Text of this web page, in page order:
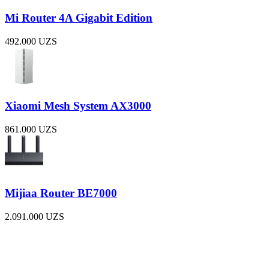
Mi Router 4A Gigabit Edition
492.000 UZS
Xiaomi Mesh System AX3000
861.000 UZS
Mijiaa Router BE7000
2.091.000 UZS